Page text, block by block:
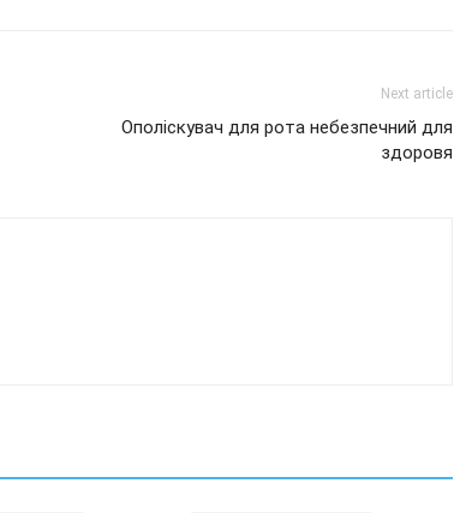
Next article
Ополіскувач для рота небезпечний для
здоровя